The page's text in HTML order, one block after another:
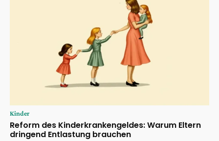
Kinder
Reform des Kinderkrankengeldes: Warum Eltern
dringend Entlastung brauchen